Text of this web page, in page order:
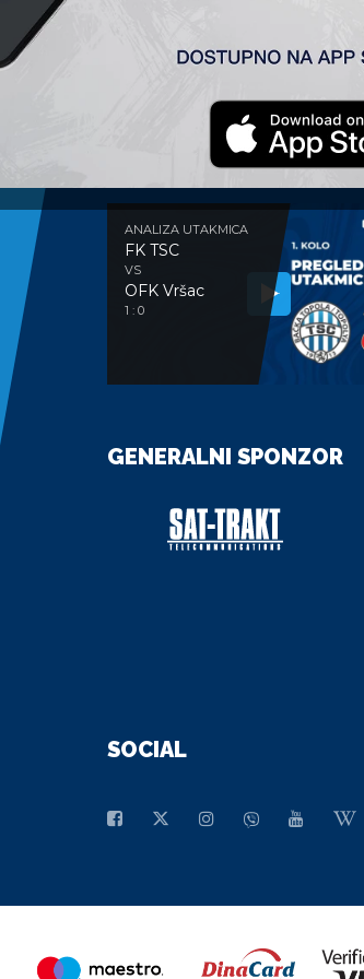
ANALIZA UTAKMICE
ANALIZA UTAKMICA
FK TSC
VS
OFK Vršac
1 : 0
GENERALNI SPONZOR
SOCIAL